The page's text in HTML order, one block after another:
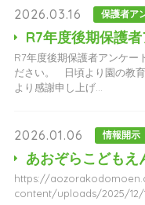
2026.03.16 保護者ア
R7年度後期保護
R7年度後期保護者アンケー
ださい。 日頃より園の教
より感謝申し上げ...
2026.01.06 情報開示
あおぞらこども
https://
content/uploads/2025/12/